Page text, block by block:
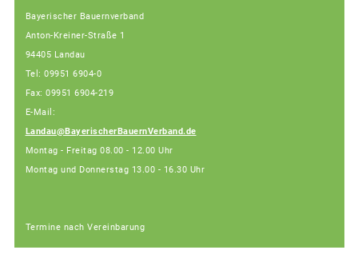
Bayerischer Bauernverband
Anton-Kreiner-Straße 1
94405 Landau
Tel: 09951 6904-0
Fax: 09951 6904-219
E-Mail:
Landau@BayerischerBauernVerband.de
Montag - Freitag 08.00 - 12.00 Uhr
Montag und Donnerstag 13.00 - 16.30 Uhr
Termine nach Vereinbarung